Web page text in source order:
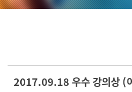
소식지
2017.09.18 우수 강의상 (